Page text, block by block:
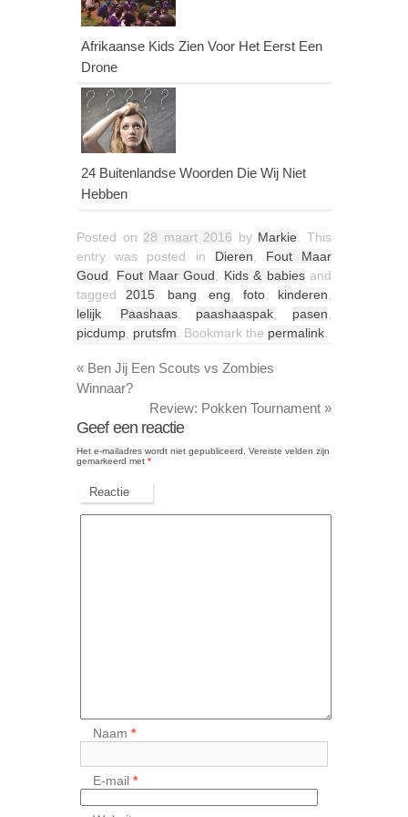
Afrikaanse Kids Zien Voor Het Eerst Een
Drone
24 Buitenlandse Woorden Die Wij Niet
Hebben
Posted on 28 maart 2016 by Markie . This
entry was posted in Dieren
Fout Maar
Goud
Fout Maar Goud Kids & babiesand
tagged 2015 bang ,eng ,foto kinderen
lelijk
Paashaas, paashaaspak pasen
picdump prutsfm . Bookmark the permalink
« Ben Jij Een Scouts vs Zombies
Winnaar?
Review: Pokken Tournament »
Geef een reactie
Het e-mailadres wordt niet gepubliceerd.
Vereiste velden zijn
gemarkeerd met *
Reactie
Naam*
E-mail*